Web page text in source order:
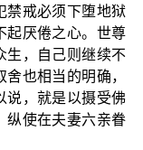
禁戒必须下堕地狱
起厌倦之心。世尊
生，自己则继续不
也相当的明确，
说，就是以摄受佛
纵使在夫妻六亲眷